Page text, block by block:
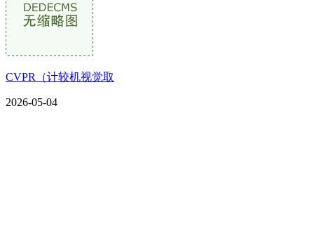
CVPR（计较机视觉取
2026-05-04